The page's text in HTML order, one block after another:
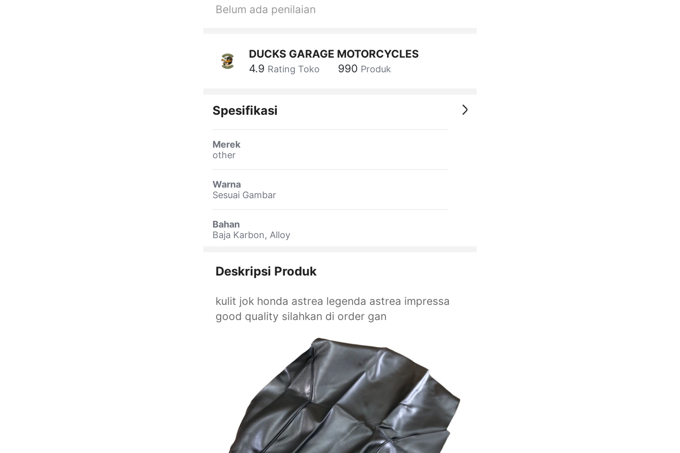
Belum ada penilaian
DUCKS GARAGE MOTORCYCLES
4.9 Rating Toko 990 Produk
Spesifikasi
Merek
other
Warna
Sesuai Gambar
Bahan
Baja Karbon, Alloy
Deskripsi Produk
kulit jok honda astrea legenda astrea impressa
good quality silahkan di order gan